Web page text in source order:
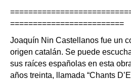
=========================
Joaquín Nin Castellanos fue un
origen catalán. Se puede
sus raíces españolas en esta
años treinta, llamada “Chants